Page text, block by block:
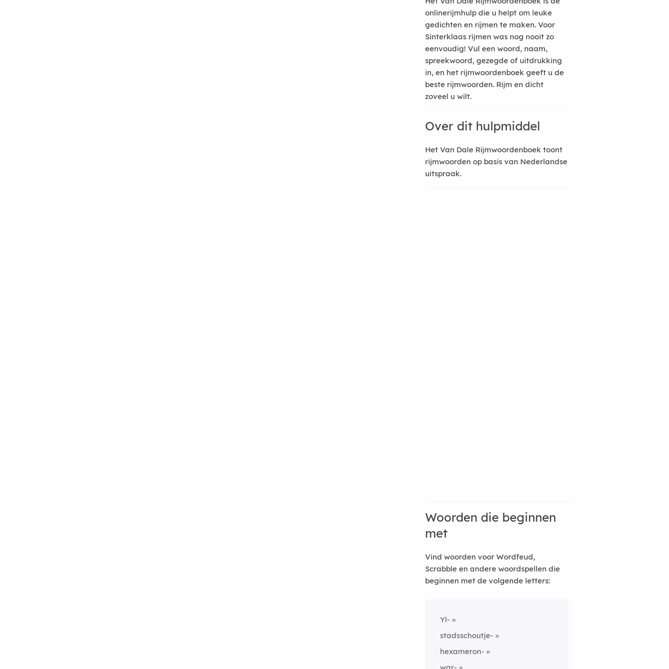
onlinerijmhulp die u helpt om leuke
gedichten en rijmen te maken. Voor
Sinterklaas rijmen was nog nooit zo
eenvoudig! Vul een woord, naam,
spreekwoord, gezegde of uitdrukking
in, en het rijmwoordenboek geeft u de
beste rijmwoorden. Rijm en dicht
zoveel u wilt.
Over dit hulpmiddel
Het Van Dale Rijmwoordenboek toont
rijmwoorden op basis van Nederlandse
uitspraak.
Woorden die beginnen
met
Vind woorden voor Wordfeud,
Scrabble en andere woordspellen die
beginnen met de volgende letters:
Yl-
stadsschoutje-
hexameron-